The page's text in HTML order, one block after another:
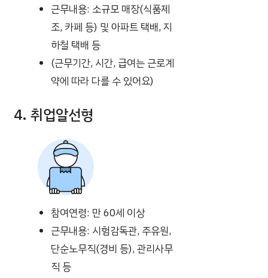
근무내용: 소규모 매장(식품제
조, 카페 등) 및 아파트 택배, 지
하철 택배 등
(근무기간, 시간, 급여는 근로계
약에 따라 다를 수 있어요)
4. 취업알선형
참여연령: 만 60세 이상
근무내용: 시험감독관, 주유원,
단순노무직(경비 등), 관리사무
직 등